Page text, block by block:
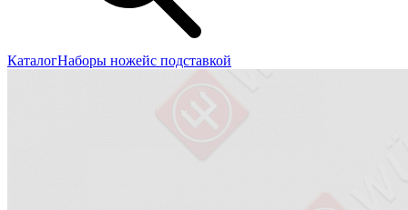
КаталогНаборы ножейс подставкой